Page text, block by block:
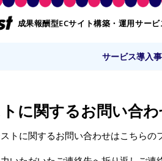
成果報酬型ECサイト構築・運用サービ
サービス導入
に関するお問い合
トに関するお問い合わせはこちらの